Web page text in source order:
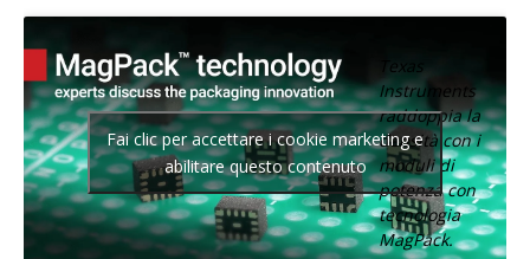
Texas
Instruments
raddoppia la
densità con i
moduli di
potenza con
tecnologia
MagPack.
Fai clic per accettare i cookie marketing e
abilitare questo contenuto